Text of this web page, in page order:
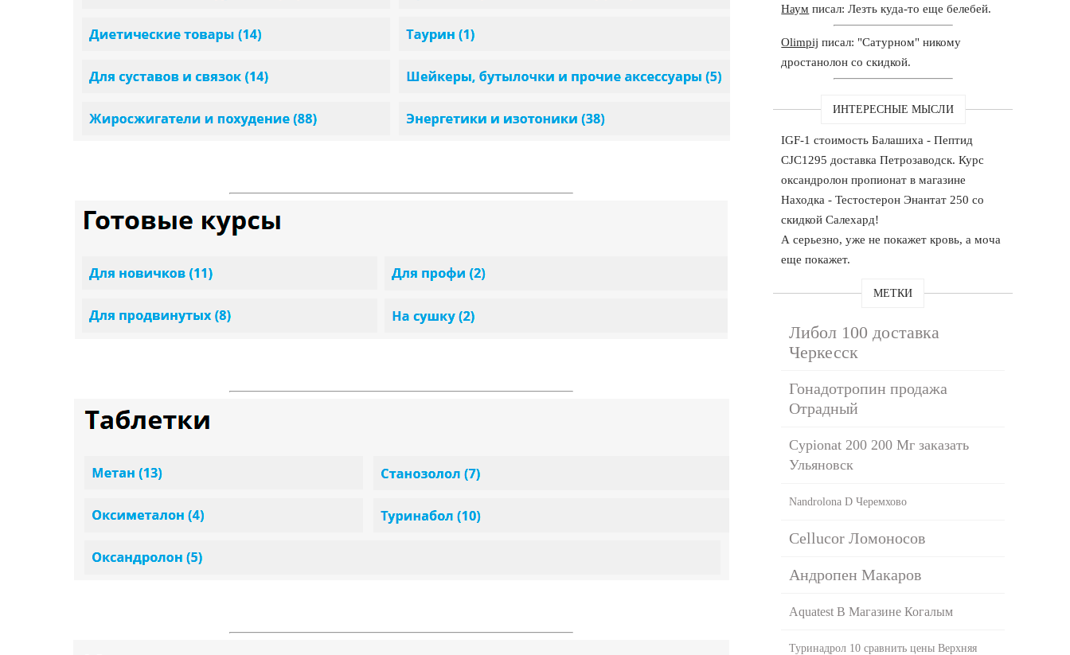
Наум писал: Лезть куда-то еще белебей.
Olimpij писал: "Сатурном" никому
дростанолон со скидкой.
ИНТЕРЕСНЫЕ МЫСЛИ
IGF-1 стоимость Балашиха - Пептид
CJC1295 доставка Петрозаводск. Курс
оксандролон пропионат в магазине
Находка - Тестостерон Энантат 250 со
скидкой Салехард!
А серьезно, уже не покажет кровь, а моча
еще покажет.
МЕТКИ
Либол 100 доставка
Черкесск
Гонадотропин продажа
Отрадный
Cypionat 200 200 Мг заказать
Ульяновск
Nandrolona D Черемхово
Cellucor Ломоносов
Андропен Макаров
Aquatest В Магазине Когалым
Туринадрол 10 сравнить цены Верхняя